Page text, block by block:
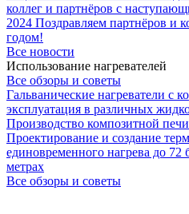
коллег и партнёров с
2024 Поздравляем партнёров и
годом!
Все новости
Использование нагревателей
Все обзоры и советы
Гальванические нагреватели с
эксплуатация в различных
Производство композитной
Проектирование и создание
единовременного нагрева до 72
метрах
Все обзоры и советы